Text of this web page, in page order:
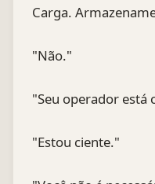
Carga.
"Não."
"Seu operador
"Estou ciente."